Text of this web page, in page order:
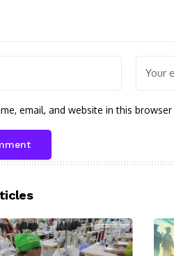
email, and website in this